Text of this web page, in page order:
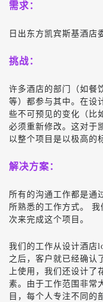
需求：
日出东方凯宾斯基酒店
挑战：
许多酒店的部门（如餐
等）都参与其中。在设
些不可预见的变化（比
必须重新修改。这对于
以整个项目是以极高的
解决方案：
所有的沟通工作都是通
所熟悉的工作方式。
次来完成这个项目。
我们的工作从设计酒店
之后，客户就已经确认
上使用，我们还设计
素。由于工作范围非常
目，每个人专注不同的